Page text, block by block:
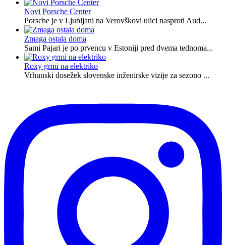
Novi Porsche Center
Porsche je v Ljubljani na Verovškovi ulici nasproti Aud...
Zmaga ostala doma
Sami Pajari je po prvencu v Estoniji pred dvema tednoma...
Roxy grmi na elektriko
Vrhunski dosežek slovenske inženirske vizije za sezono ...